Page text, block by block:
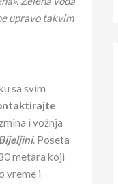
upravo takvim
sa svim
i vožnja
. Poseta
metara koji
vreme i